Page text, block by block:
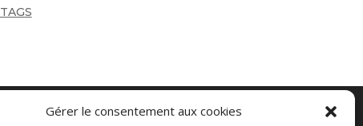
Gérer le consentement aux cookies
TAGS